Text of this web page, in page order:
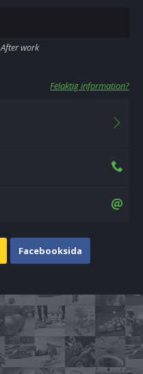
After work
Felaktig information?
Facebooksida